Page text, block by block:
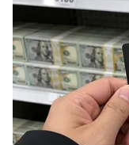
Related Articles